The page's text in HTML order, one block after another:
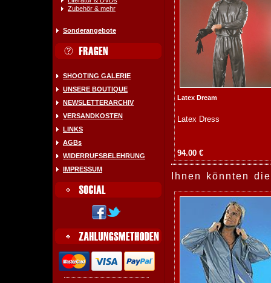
Zubehör & mehr
Sonderangebote
SHOOTING GALERIE
UNSERE BOUTIQUE
NEWSLETTERARCHIV
VERSANDKOSTEN
LINKS
AGBs
WIDERRUFSBELEHRUNG
IMPRESSUM
Latex Dream
Latex Dress
94.00 €
Ihnen könnten